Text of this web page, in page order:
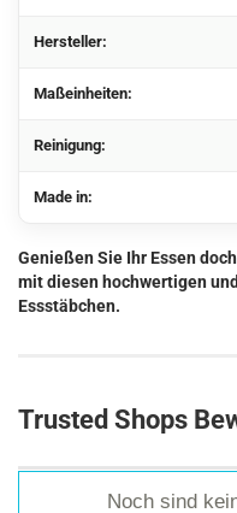
Hersteller:
Maßeinheiten:
Reinigung:
Made in:
Genießen Sie Ihr Essen
mit diesen hochwertigen
Essstäbchen.
Trusted Shops
Noch sind